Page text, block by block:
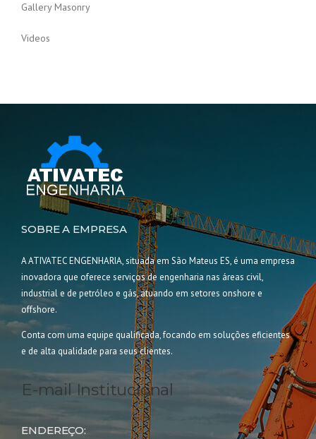
Gallery Masonry
Videos
SOBRE A EMPRESA
A ATIVATEC ENGENHARIA, situada em São Mateus ES, é uma empresa
inovadora que oferece serviços de engenharia nas áreas civil,
industrial e de petróleo e gás, atuando em setores onshore e
offshore.
Conta com uma equipe qualificada, focando em soluções eficientes
e de alta qualidade para seus clientes.
E-mail Institucional
ENDEREÇO: